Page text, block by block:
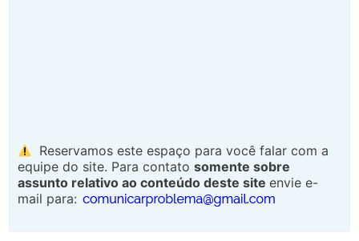
Reservamos este espaço para você falar com a
equipe do site. Para contatosomente sobre
assunto relativo ao conteúdo deste siteenvie e-
mail para: